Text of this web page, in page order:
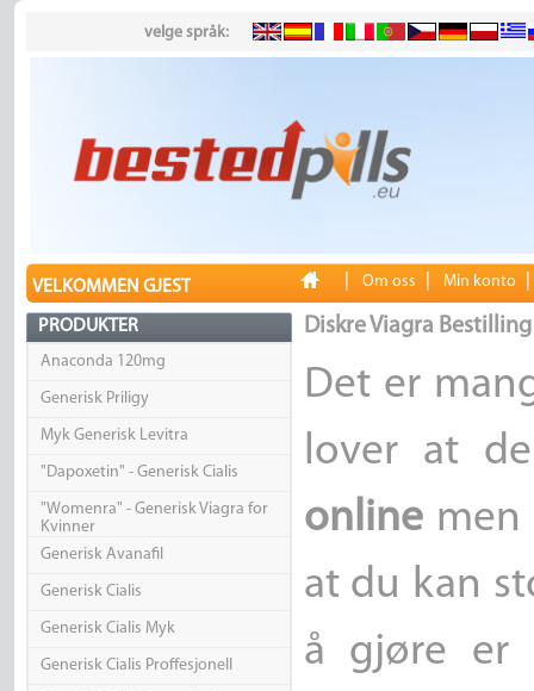
velge språk:
VELKOMMEN GJEST Om oss Min konto
PRODUKTER
Anaconda 120mg
Generisk Priligy
Myk Generisk Levitra
"Dapoxetin" - Generisk Cialis
"Womenra" - Generisk Viagra for
Kvinner
Generisk Avanafil
Generisk Cialis
Generisk Cialis Myk
Generisk Cialis Proffesjonell
Diskre Viagra
Det er
lover at
onlinemen
at du kan
å gjøre er